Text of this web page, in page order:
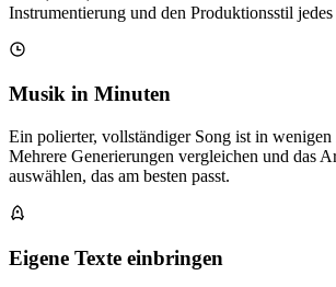
Instrumentierung und den Produktionsstil jedes
Musik in Minuten
Ein polierter, vollständiger Song ist in
Mehrere Generierungen vergleichen und das
auswählen, das am besten passt.
Eigene Texte einbringen